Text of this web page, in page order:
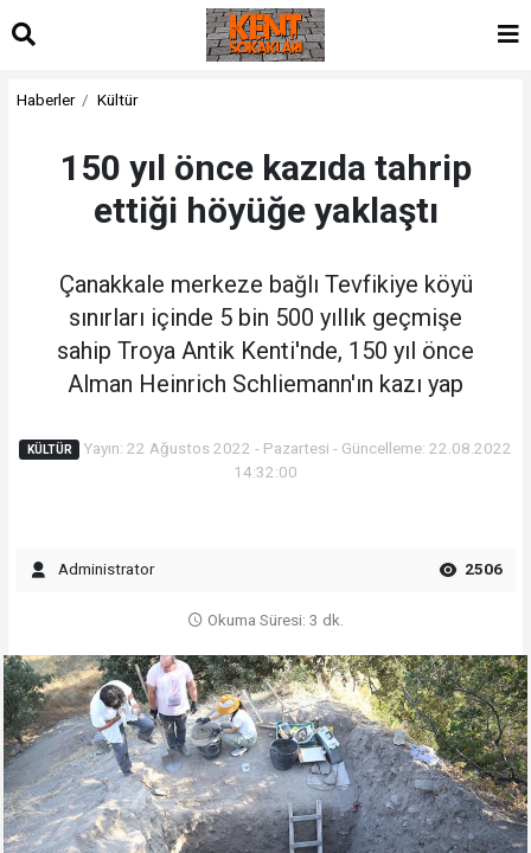
Haberler Kültür
150 yıl önce kazıda tahrip
ettiği höyüğe yaklaştı
Çanakkale merkeze bağlı Tevfikiye köyü
sınırları içinde 5 bin 500 yıllık geçmişe
sahip Troya Antik Kenti'nde, 150 yıl önce
Alman Heinrich Schliemann'ın kazı yap
KÜLTÜR
Yayın: 22 Ağustos 2022 - Pazartesi - Güncelleme: 22.08.2022
14:32:00
Administrator 2506
Okuma Süresi: 3 dk.